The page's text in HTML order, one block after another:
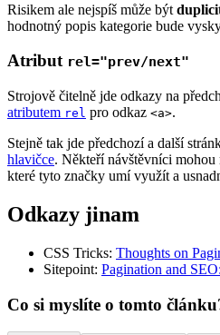
Risikem ale nejspíš může být
hodnotný popis kategorie bude
Atribut rel="prev/next"
Strojově čitelně jde odkazy na
atributem rel pro odkaz <a>.
Stejně tak jde předchozí a další
hlavičce. Někteří návštěvníci
které tyto značky umí využít a
Odkazy jinam
CSS Tricks: Thoughts on
Sitepoint: Pagination and
Co si myslíte o tomto